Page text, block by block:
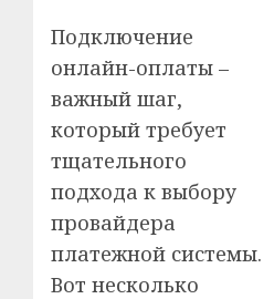
Подключение
онлайн-оплаты –
важный шаг,
который требует
тщательного
подхода к выбору
провайдера
платежной системы.
Вот несколько